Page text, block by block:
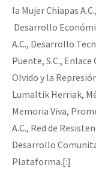
la Mujer Chiapas
Desarrollo
A.C., Desarrollo
Puente, S.C.,
Olvido y la
Lumaltik Herriak,
Memoria Viva,
A.C., Red de
Desarrollo
Plataforma.[:]